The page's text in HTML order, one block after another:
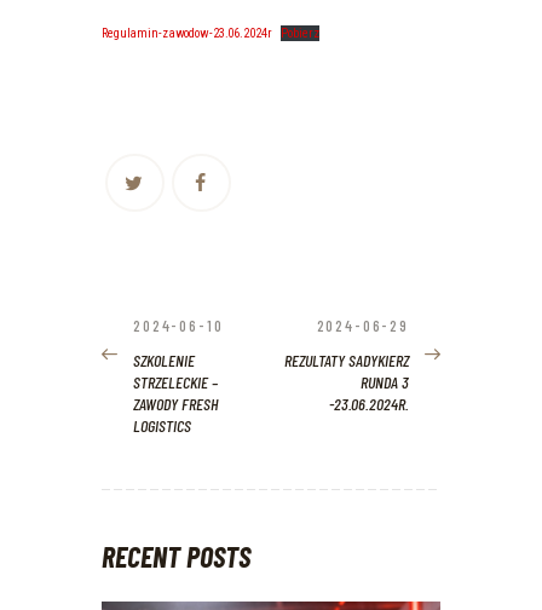
Regulamin-zawodow-23.06.2024r Pobierz
WPISU
PREVIOUS
2024-06-10
SZKOLENIE
STRZELECKIE –
ZAWODY FRESH
LOGISTICS
NEXT
2024-06-29
REZULTATY SADYKIERZ
RUNDA 3
-23.06.2024R.
RECENT POSTS